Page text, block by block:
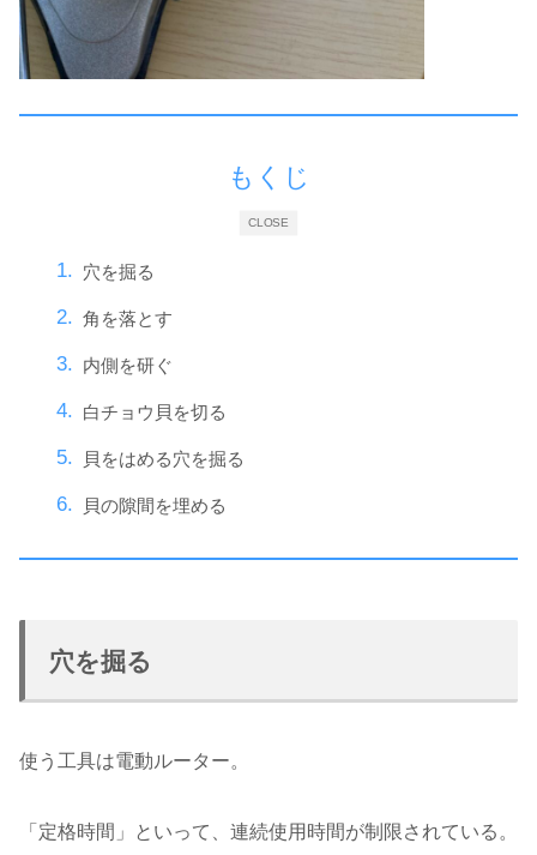
CLOSE
もくじ
穴を掘る
角を落とす
内側を研ぐ
白チョウ貝を切る
貝をはめる穴を掘る
貝の隙間を埋める
穴を掘る
使う工具は電動ルーター。
「定格時間」といって、連続使用時間が制限されている。